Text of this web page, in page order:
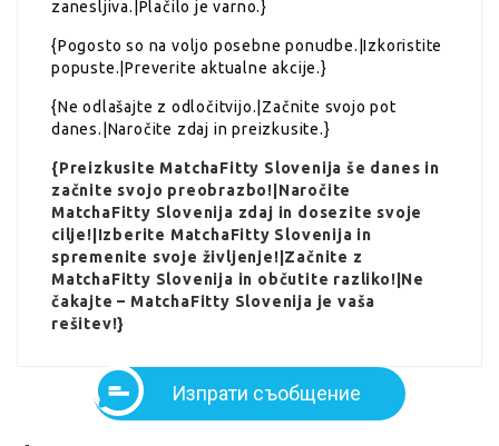
zanesljiva.|Plačilo je varno.}
{Pogosto so na voljo posebne ponudbe.|Izkoristite
popuste.|Preverite aktualne akcije.}
{Ne odlašajte z odločitvijo.|Začnite svojo pot
danes.|Naročite zdaj in preizkusite.}
{Preizkusite MatchaFitty Slovenija še danes in
začnite svojo preobrazbo!|Naročite
MatchaFitty Slovenija zdaj in dosezite svoje
cilje!|Izberite MatchaFitty Slovenija in
spremenite svoje življenje!|Začnite z
MatchaFitty Slovenija in občutite razliko!|Ne
čakajte – MatchaFitty Slovenija je vaša
rešitev!}
Изпрати съобщение